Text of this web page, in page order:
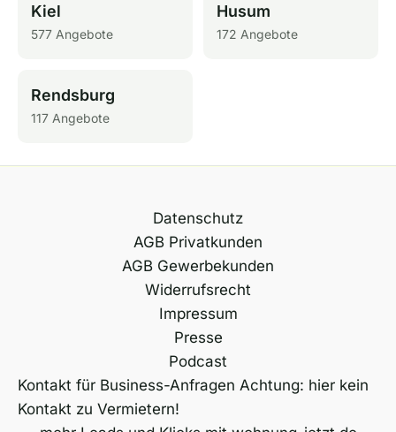
Kiel
577 Angebote
Husum
172 Angebote
Rendsburg
117 Angebote
Datenschutz
AGB Privatkunden
AGB Gewerbekunden
Widerrufsrecht
Impressum
Presse
Podcast
Kontakt für Business-Anfragen Achtung: hier kein
Kontakt zu Vermietern!